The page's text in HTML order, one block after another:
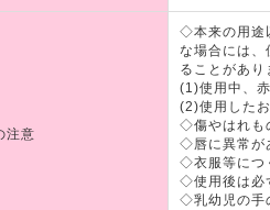
注意
◇本来の用途
な場合には、
ることがあり
(1)使用中、
(2)使用した
◇傷やはれも
◇唇に異常が
◇衣服等につ
◇使用後は必
◇乳幼児の手